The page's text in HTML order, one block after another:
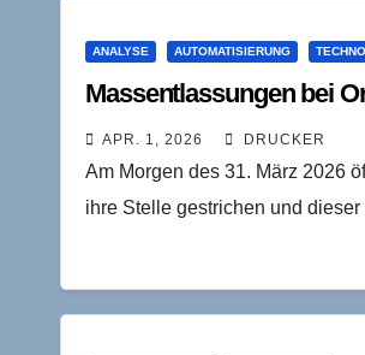
ANALYSE AUTOMATISIERUNG
Massentlassungen bei
APR. 1, 2026 DRUCKER
Am Morgen des 31. März 2026
ihre Stelle gestrichen und